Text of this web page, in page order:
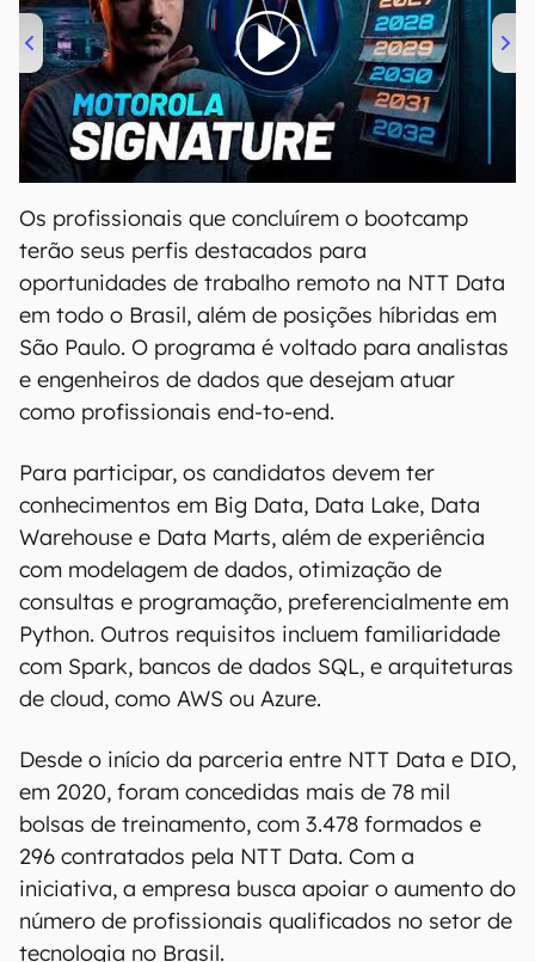
00:00/20:46
Os profissionais que concluírem o bootcamp
terão seus perfis destacados para
oportunidades de trabalho remoto na NTT Data
em todo o Brasil, além de posições híbridas em
São Paulo. O programa é voltado para analistas
e engenheiros de dados que desejam atuar
como profissionais end-to-end.
Para participar, os candidatos devem ter
conhecimentos em Big Data, Data Lake, Data
Warehouse e Data Marts, além de experiência
com modelagem de dados, otimização de
consultas e programação, preferencialmente em
Python. Outros requisitos incluem familiaridade
com Spark, bancos de dados SQL, e arquiteturas
de cloud, como AWS ou Azure.
Desde o início da parceria entre NTT Data e DIO,
em 2020, foram concedidas mais de 78 mil
bolsas de treinamento, com 3.478 formados e
296 contratados pela NTT Data. Com a
iniciativa, a empresa busca apoiar o aumento do
número de profissionais qualificados no setor de
tecnologia no Brasil.